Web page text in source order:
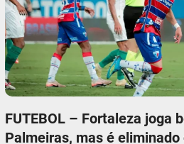
FUTEBOL – Fortaleza joga
Palmeiras, mas é eliminado